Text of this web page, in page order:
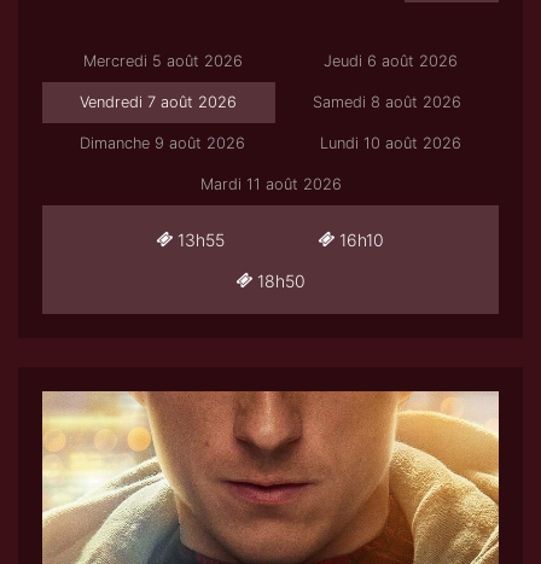
Mercredi 5 août 2026 Jeudi 6 août 2026
Vendredi 7 août 2026 Samedi 8 août 2026
Dimanche 9 août 2026 Lundi 10 août 2026
Mardi 11 août 2026
13h55
16h10
18h50